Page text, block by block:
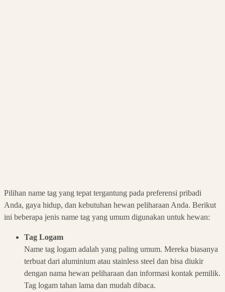
Pilihan name tag yang tepat tergantung pada preferensi pribadi
Anda, gaya hidup, dan kebutuhan hewan peliharaan Anda. Berikut
ini beberapa jenis name tag yang umum digunakan untuk hewan:
Tag Logam
Name tag logam adalah yang paling umum. Mereka biasanya
terbuat dari aluminium atau stainless steel dan bisa diukir
dengan nama hewan peliharaan dan informasi kontak pemilik.
Tag logam tahan lama dan mudah dibaca.